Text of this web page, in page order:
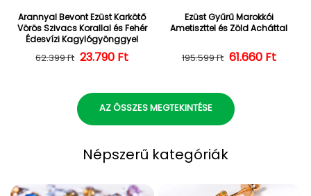
Arannyal Bevont Ezüst Karkötő
Vörös Szivacs Korallal és Fehér
Édesvízi Kagylógyönggyel
Normál ár
62.399 Ft Kedvezményes ár
23.790 Ft
Ezüst Gyűrű Marokkói
Ametiszttel és Zöld Acháttal
Normál ár
195.599 Ft 61.660 Ft
AZ ÖSSZES MEGTEKINTÉSE
Népszerű kategóriák